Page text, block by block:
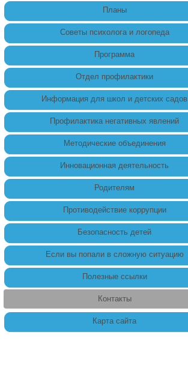
Планы
Советы психолога и логопеда
Программа
Отдел профилактики
Информация для школ и детских садов
Профилактика негативных явлений
Методические объединения
Инновационная деятельность
Родителям
Противодействие коррупции
Безопасность детей
Если вы попали в сложную ситуацию
Полезные ссылки
Контакты
Карта сайта